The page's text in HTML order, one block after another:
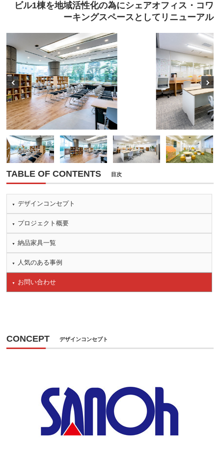
ビル1棟を地域活性化の為にシェアオフィス・コワ
ーキングスペースとしてリニューアル
Prev Next
TABLE OF CONTENTS 目次
デザインコンセプト
プロジェクト概要
納品家具一覧
人気のある事例
お問い合わせ
CONCEPT デザインコンセプト